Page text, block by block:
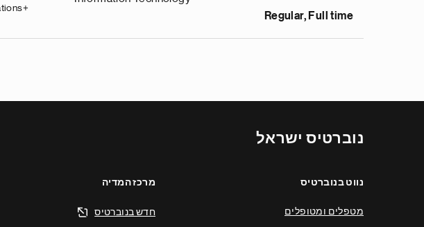
Regular, Full time
+Alternative Locations
נוברטיס ישראל
נווט בנוברטיס
מטפלים ומטופלים
מרכז המדיה
חדש בנוברטיס